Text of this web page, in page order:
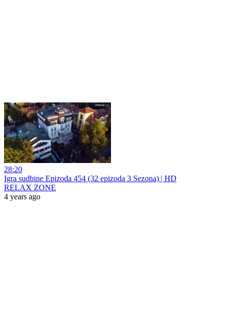
28:20
Igra sudbine Epizoda 454 (32 epizoda 3 Sezona) | HD
RELAX ZONE
4 years ago